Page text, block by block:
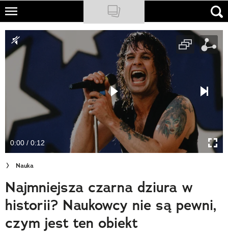
Skip
main
content
NATIONAL GEOGRAPHIC
TRAVELER
PODCASTY
Newsletter
Cuda Polski
Wielki Konkurs Fotograficzny
Trendbook Podróżniczy
Polecane
0:00 / 0:12
Nauka
Najmniejsza czarna dziura w
historii? Naukowcy nie są pewni,
czym jest ten obiekt